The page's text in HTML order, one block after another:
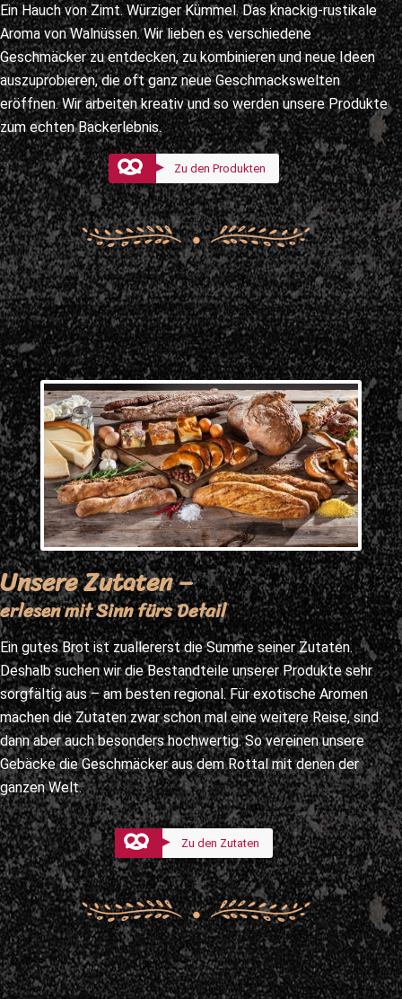
Ein Hauch von Zimt. Würziger Kümmel. Das knackig-rustikale
Aroma von Walnüssen. Wir lieben es verschiedene
Geschmäcker zu entdecken, zu kombinieren und neue Ideen
auszuprobieren, die oft ganz neue Geschmackswelten
eröffnen. Wir arbeiten kreativ und so werden unsere Produkte
zum echten Backerlebnis.
Zu den Produkten
Unsere Zutaten –
erlesen mit Sinn fürs Detail
Ein gutes Brot ist zuallererst die Summe seiner Zutaten.
Deshalb suchen wir die Bestandteile unserer Produkte sehr
sorgfältig aus – am besten regional. Für exotische Aromen
machen die Zutaten zwar schon mal eine weitere Reise, sind
dann aber auch besonders hochwertig. So vereinen unsere
Gebäcke die Geschmäcker aus dem Rottal mit denen der
ganzen Welt.
Zu den Zutaten